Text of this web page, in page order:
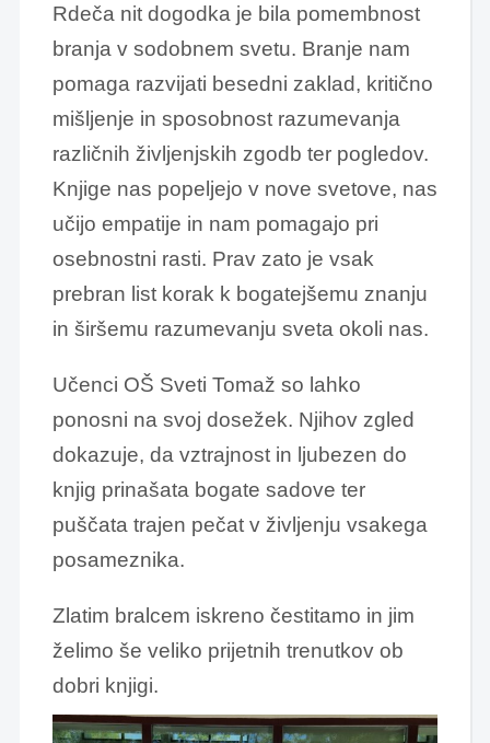
Rdeča nit dogodka je bila pomembnost
branja v sodobnem svetu. Branje nam
pomaga razvijati besedni zaklad, kritično
mišljenje in sposobnost razumevanja
različnih življenjskih zgodb ter pogledov.
Knjige nas popeljejo v nove svetove, nas
učijo empatije in nam pomagajo pri
osebnostni rasti. Prav zato je vsak
prebran list korak k bogatejšemu znanju
in širšemu razumevanju sveta okoli nas.
Učenci OŠ Sveti Tomaž so lahko
ponosni na svoj dosežek. Njihov zgled
dokazuje, da vztrajnost in ljubezen do
knjig prinašata bogate sadove ter
puščata trajen pečat v življenju vsakega
posameznika.
Zlatim bralcem iskreno čestitamo in jim
želimo še veliko prijetnih trenutkov ob
dobri knjigi.